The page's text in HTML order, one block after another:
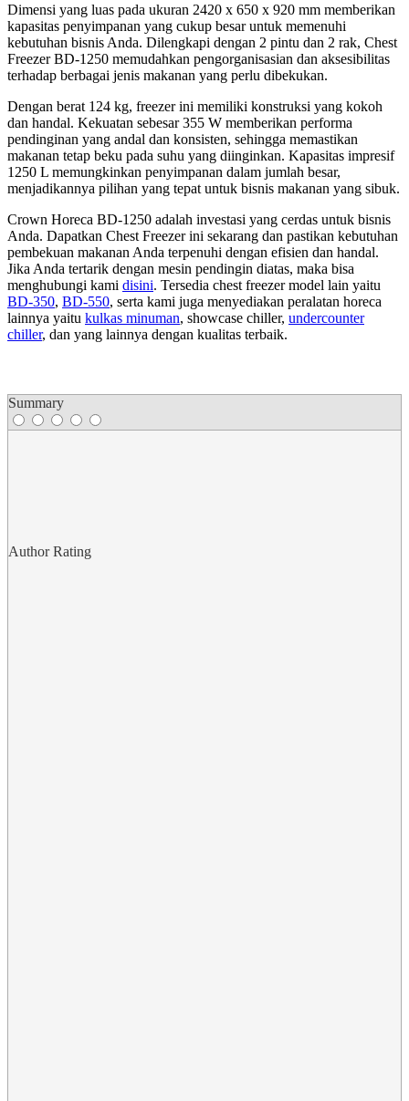
Dimensi yang luas pada ukuran 2420 x 650 x 920 mm memberikan
kapasitas penyimpanan yang cukup besar untuk memenuhi
kebutuhan bisnis Anda. Dilengkapi dengan 2 pintu dan 2 rak, Chest
Freezer BD-1250 memudahkan pengorganisasian dan aksesibilitas
terhadap berbagai jenis makanan yang perlu dibekukan.
Dengan berat 124 kg, freezer ini memiliki konstruksi yang kokoh
dan handal. Kekuatan sebesar 355 W memberikan performa
pendinginan yang andal dan konsisten, sehingga memastikan
makanan tetap beku pada suhu yang diinginkan. Kapasitas impresif
1250 L memungkinkan penyimpanan dalam jumlah besar,
menjadikannya pilihan yang tepat untuk bisnis makanan yang sibuk.
Crown Horeca BD-1250 adalah investasi yang cerdas untuk bisnis
Anda. Dapatkan Chest Freezer ini sekarang dan pastikan kebutuhan
pembekuan makanan Anda terpenuhi dengan efisien dan handal.
Jika Anda tertarik dengan mesin pendingin diatas, maka bisa
menghubungi kami disini. Tersedia chest freezer model lain yaitu
BD-350, BD-550, serta kami juga menyediakan peralatan horeca
lainnya yaitu kulkas minuman, showcase chiller, undercounter
chiller, dan yang lainnya dengan kualitas terbaik.
Summary
Author Rating